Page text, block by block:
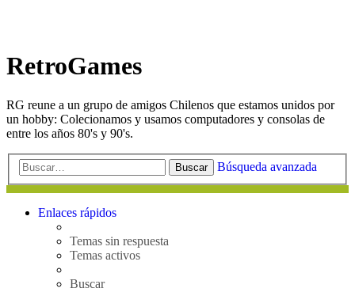
RetroGames
RG reune a un grupo de amigos Chilenos que estamos unidos por
un hobby: Colecionamos y usamos computadores y consolas de
entre los años 80's y 90's.
Buscar Búsqueda avanzada
Enlaces rápidos
Temas sin respuesta
Temas activos
Buscar